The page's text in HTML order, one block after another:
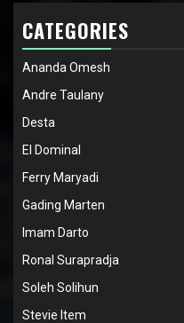
CATEGORIES
Ananda Omesh
Andre Taulany
Desta
El Dominal
Ferry Maryadi
Gading Marten
Imam Darto
Ronal Surapradja
Soleh Solihun
Stevie Item